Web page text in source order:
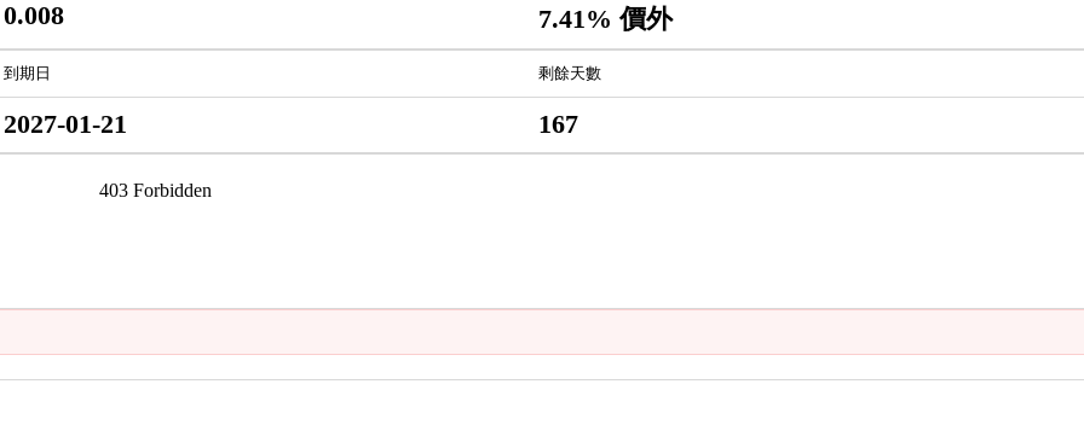
0.008 7.41% 價外
到期日 剩餘天數
2027-01-21 167